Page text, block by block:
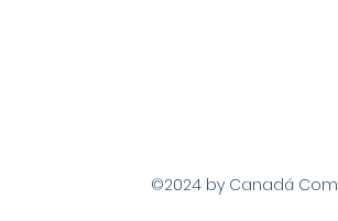
©2024 by Canadá Com